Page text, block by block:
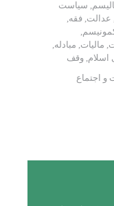
, سیاست
عدالت, فقه,
,
, مالیات, مبادله,
اسلام, وقف
اجتماع